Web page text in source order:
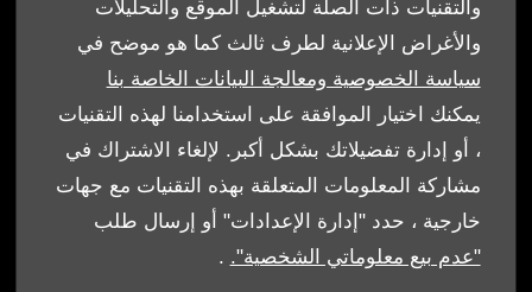
والتقنيات ذات الصلة لتشغيل الموقع والتحليلات
والأغراض الإعلانية لطرف ثالث كما هو موضح في
سياسة الخصوصية ومعالجة البيانات الخاصة بنا
يمكنك اختيار الموافقة على استخدامنا لهذه التقنيات
، أو إدارة تفضيلاتك بشكل أكبر. لإلغاء الاشتراك في
مشاركة المعلومات المتعلقة بهذه التقنيات مع جهات
خارجية ، حدد "إدارة الإعدادات" أو إرسال طلب
"عدم بيع معلوماتي الشخصية". .
العروض
الشروط والأحكام
سياسة ملفات الارتباط
حماية البيانات